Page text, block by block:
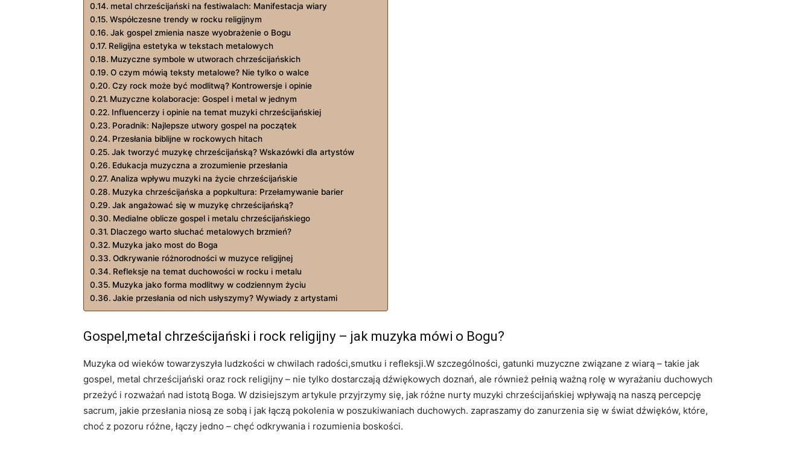
metal chrześcijański na festiwalach: Manifestacja wiary
Współczesne trendy w rocku religijnym
Jak gospel zmienia nasze wyobrażenie o Bogu
Religijna estetyka w tekstach metalowych
Muzyczne symbole w utworach chrześcijańskich
O czym mówią teksty metalowe? Nie tylko o walce
Czy rock może być modlitwą? Kontrowersje i opinie
Muzyczne kolaboracje: Gospel i metal w jednym
Influencerzy i opinie na temat muzyki chrześcijańskiej
Poradnik: Najlepsze utwory gospel na początek
Przesłania biblijne w rockowych hitach
Jak tworzyć muzykę chrześcijańską? Wskazówki dla artystów
Edukacja muzyczna a zrozumienie przesłania
Analiza wpływu muzyki na życie chrześcijańskie
Muzyka chrześcijańska a popkultura: Przełamywanie barier
Jak angażować się w muzykę chrześcijańską?
Medialne oblicze gospel i metalu chrześcijańskiego
Dlaczego warto słuchać metalowych brzmień?
Muzyka jako most do Boga
Odkrywanie różnorodności w muzyce religijnej
Refleksje na temat duchowości w rocku i metalu
Muzyka jako forma modlitwy w codziennym życiu
Jakie przesłania od nich usłyszymy? Wywiady z artystami
Gospel,metal chrześcijański i rock religijny – jak muzyka mówi o Bogu?
Muzyka od wieków towarzyszyła ludzkości w chwilach radości,smutku i refleksji.W szczególności, gatunki muzyczne związane z wiarą – takie jak
gospel, metal chrześcijański oraz rock religijny – nie tylko dostarczają dźwiękowych doznań, ale również pełnią ważną rolę w wyrażaniu duchowych
przeżyć i rozważań nad istotą Boga. W dzisiejszym artykule przyjrzymy się, jak różne nurty muzyki chrześcijańskiej wpływają na naszą percepcję
sacrum, jakie przesłania niosą ze sobą i jak łączą pokolenia w poszukiwaniach duchowych. zapraszamy do zanurzenia się w świat dźwięków, które,
choć z pozoru różne, łączy jedno – chęć odkrywania i rozumienia boskości.